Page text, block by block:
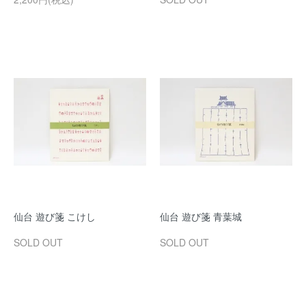
仙台 遊び箋 こけし
SOLD OUT
仙台 遊び箋 青葉城
SOLD OUT